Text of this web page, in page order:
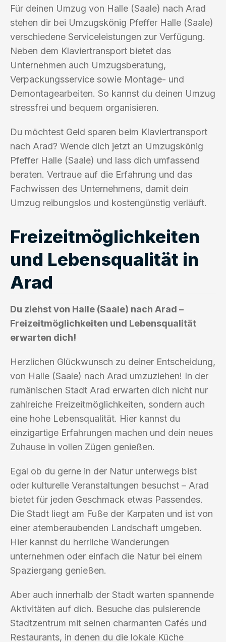
Für deinen Umzug von Halle (Saale) nach Arad
stehen dir bei Umzugskönig Pfeffer Halle (Saale)
verschiedene Serviceleistungen zur Verfügung.
Neben dem Klaviertransport bietet das
Unternehmen auch Umzugsberatung,
Verpackungsservice sowie Montage- und
Demontagearbeiten. So kannst du deinen Umzug
stressfrei und bequem organisieren.
Du möchtest Geld sparen beim Klaviertransport
nach Arad? Wende dich jetzt an Umzugskönig
Pfeffer Halle (Saale) und lass dich umfassend
beraten. Vertraue auf die Erfahrung und das
Fachwissen des Unternehmens, damit dein
Umzug reibungslos und kostengünstig verläuft.
Freizeitmöglichkeiten
und Lebensqualität in
Arad
Du ziehst von Halle (Saale) nach Arad –
Freizeitmöglichkeiten und Lebensqualität
erwarten dich!
Herzlichen Glückwunsch zu deiner Entscheidung,
von Halle (Saale) nach Arad umzuziehen! In der
rumänischen Stadt Arad erwarten dich nicht nur
zahlreiche Freizeitmöglichkeiten, sondern auch
eine hohe Lebensqualität. Hier kannst du
einzigartige Erfahrungen machen und dein neues
Zuhause in vollen Zügen genießen.
Egal ob du gerne in der Natur unterwegs bist
oder kulturelle Veranstaltungen besuchst – Arad
bietet für jeden Geschmack etwas Passendes.
Die Stadt liegt am Fuße der Karpaten und ist von
einer atemberaubenden Landschaft umgeben.
Hier kannst du herrliche Wanderungen
unternehmen oder einfach die Natur bei einem
Spaziergang genießen.
Aber auch innerhalb der Stadt warten spannende
Aktivitäten auf dich. Besuche das pulsierende
Stadtzentrum mit seinen charmanten Cafés und
Restaurants, in denen du die lokale Küche